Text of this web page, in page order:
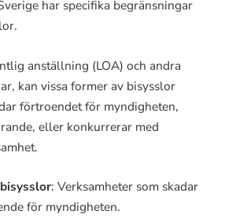
har specifika begränsningar
anställning (LOA) och andra
kan vissa former av bisysslor
förtroendet för myndigheten,
eller konkurrerar med
: Verksamheter som skadar
för myndigheten.